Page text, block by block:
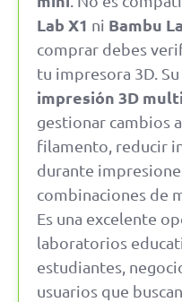
Lab X1 ni Bambu
comprar debes
tu impresora 3D.
impresión 3D
gestionar cambios
filamento, reducir
durante
combinaciones de
Es una excelente
laboratorios
estudiantes,
usuarios que